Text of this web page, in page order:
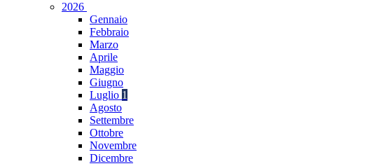
2026
Gennaio
Febbraio
Marzo
Aprile
Maggio
Giugno
Luglio 1
Agosto
Settembre
Ottobre
Novembre
Dicembre